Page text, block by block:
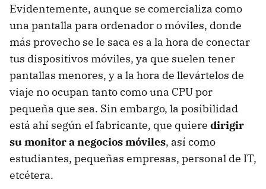
Evidentemente, aunque se comercializa como
una pantalla para ordenador o móviles, donde
más provecho se le saca es a la hora de conectar
tus dispositivos móviles, ya que suelen tener
pantallas menores, y a la hora de llevártelos de
viaje no ocupan tanto como una CPU por
pequeña que sea. Sin embargo, la posibilidad
está ahí según el fabricante, que quiere dirigir
su monitor a negocios móviles, así como
estudiantes, pequeñas empresas, personal de IT,
etcétera.